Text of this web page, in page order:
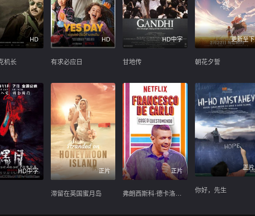
HD
机长
HD
有求必应日
HD中字
甘地传
更新至下
朝花夕誓
HD中字 正片
滞留在英国蜜月岛
正片
正片
你好，先生